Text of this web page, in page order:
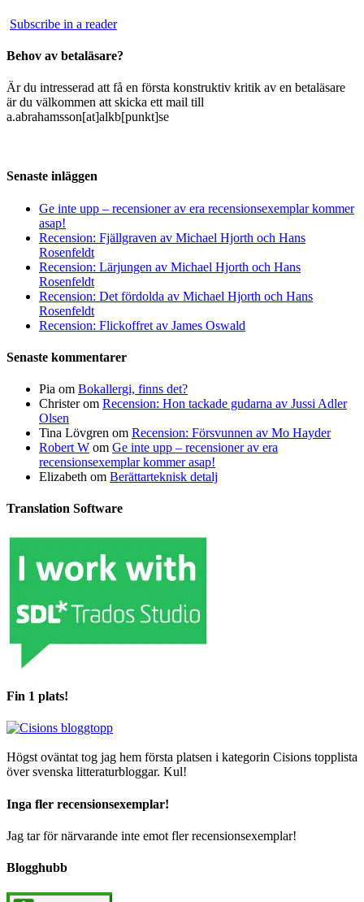
Subscribe in a reader
Behov av betaläsare?
Är du intresserad att få en första konstruktiv kritik av en betaläsare
är du välkommen att skicka ett mail till
a.abrahamsson[at]alkb[punkt]se
Senaste inläggen
Ge inte upp – recensioner av era recensionsexemplar kommer
asap!
Recension: Fjällgraven av Michael Hjorth och Hans
Rosenfeldt
Recension: Lärjungen av Michael Hjorth och Hans
Rosenfeldt
Recension: Det fördolda av Michael Hjorth och Hans
Rosenfeldt
Recension: Flickoffret av James Oswald
Senaste kommentarer
Pia om Bokallergi, finns det?
Christerom Recension: Hon tackade gudarna av Jussi Adler
Olsen
Tina Lövgren om Recension: Försvunnen av Mo Hayder
Robert W om Ge inte upp – recensioner av era
recensionsexemplar kommer asap!
Elizabeth om Berättarteknisk detalj
Translation Software
Fin 1 plats!
Högst oväntat tog jag hem första platsen i kategorin Cisions topplista
över svenska litteraturbloggar. Kul!
Inga fler recensionsexemplar!
Jag tar för närvarande inte emot fler recensionsexemplar!
Blogghubb